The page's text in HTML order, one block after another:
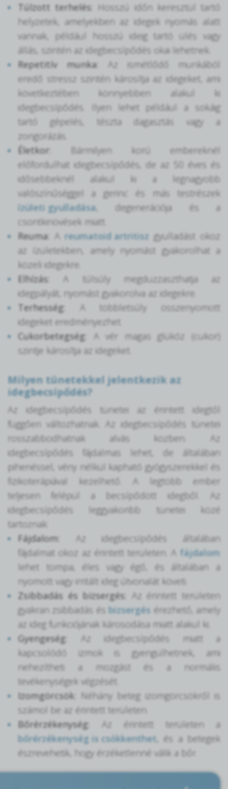
Túlzott terhelés:
Hosszú időn keresztül tartó
helyzetek, amelyekben az idegek nyomás alatt
vannak, például hosszú ideig tartó ülés vagy
állás, szintén az idegbecsípődés okai lehetnek.
Repetitív munka:
Az ismétlődő munkából
eredő stressz szintén károsítja az idegeket, ami
következtében könnyebben alakul ki
idegbecsípődés. Ilyen lehet például a sokáig
tartó gépelés, tészta dagasztás vagy a
zongorázás.
Életkor:
Bármilyen korú embereknél
előfordulhat idegbecsípődés, de az 50 éves és
idősebbeknél alakul ki a legnagyobb
valószínűséggel a gerinc és más testrészek
ízületi gyulladása , degenerációja és a
csontkinövések miatt.
Reuma:
A reumatoid artritisz gyulladást okoz
az ízületekben, amely nyomást gyakorolhat a
közeli idegekre.
Elhízás:
A túlsúly megduzzaszthatja az
idegpályát, nyomást gyakorolva az idegekre.
Terhesség:
A többletsúly összenyomott
idegeket eredményezhet.
Cukorbetegség:
A vér magas glükóz (cukor)
szintje károsítja az idegeket.
Milyen tünetekkel jelentkezik az
idegbecsípődés?
Az idegbecsípődés tünetei az érintett idegtől
függően változhatnak. Az idegbecsípődés tünetei
rosszabbodhatnak alvás közben. Az
idegbecsípődés fájdalmas lehet, de általában
pihenéssel, vény nélkül kapható gyógyszerekkel és
fizikoterápiával kezelhető. A legtöbb ember
teljesen felépül a becsípődött idegből. Az
idegbecsípődés leggyakoribb tünetei közé
tartoznak:
Fájdalom:
Az idegbecsípődés általában
fájdalmat okoz az érintett területen. A fájdalom
lehet tompa, éles vagy égő, és általában a
nyomott vagy irritált ideg útvonalát követi.
Zsibbadás és bizsergés:
Az érintett területen
gyakran zsibbadás ésbizsergés érezhető, amely
az ideg funkciójának károsodása miatt alakul ki.
Gyengeség:
Az idegbecsípődés miatt a
kapcsolódó izmok is gyengülhetnek, ami
nehezítheti a mozgást és a normális
tevékenységek végzését.
Izomgörcsök: Néhány beteg izomgörcsökről is
számol be az érintett területen.
Bőrérzékenység:
Az érintett területen a
bőrérzékenység is csökkenthet , és a betegek
észrevehetik, hogy érzéketlenné válik a bőr.